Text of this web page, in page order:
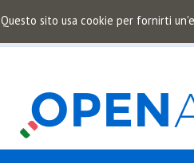
Questo sito usa cookie per fornirti